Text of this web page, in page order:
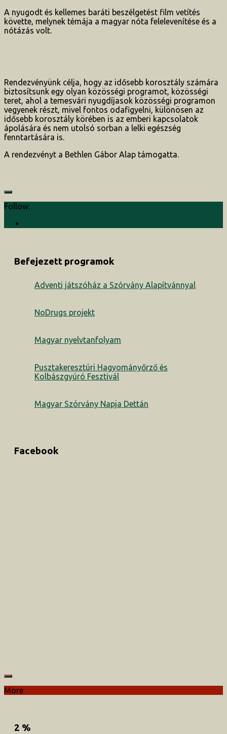
A nyugodt és kellemes baráti beszélgetést film vetítés
követte, melynek témája a magyar nóta felelevenítése és a
nótázás volt.
Rendezvényünk célja, hogy az idősebb korosztály számára
biztosítsunk egy olyan közösségi programot, közösségi
teret, ahol a temesvári nyugdíjasok közösségi programon
vegyenek részt, mivel fontos odafigyelni, különösen az
idősebb korosztály körében is az emberi kapcsolatok
ápolására és nem utolsó sorban a lelki egészség
fenntartására is.
A rendezvényt a Bethlen Gábor Alap támogatta.
Follow:
Befejezett programok
Adventi játszóház a Szórvány Alapítvánnyal
NoDrugs projekt
Magyar nyelvtanfolyam
Pusztakeresztúri Hagyományőrző és
Kolbászgyúró Fesztivál
Magyar Szórvány Napja Dettán
Facebook
More
2 %